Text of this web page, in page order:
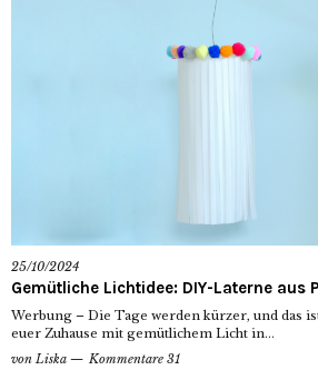
25/10/2024
Gemütliche Lichtidee: DIY-Laterne aus
Werbung – Die Tage werden kürzer, und das
euer Zuhause mit gemütlichem Licht in...
von Liska Kommentare 31